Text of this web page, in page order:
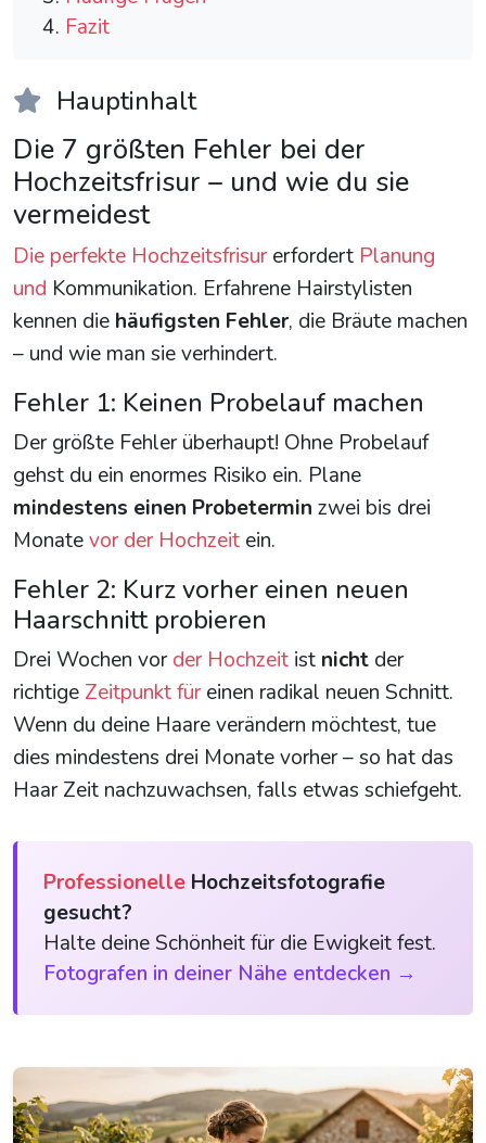
Fazit
Hauptinhalt
Die 7 größten Fehler bei der
Hochzeitsfrisur – und wie du sie
vermeidest
Die perfekte Hochzeitsfrisurerfordert Planung
und Kommunikation. Erfahrene Hairstylisten
kennen die häufigsten Fehler, die Bräute machen
– und wie man sie verhindert.
Fehler 1: Keinen Probelauf machen
Der größte Fehler überhaupt! Ohne Probelauf
gehst du ein enormes Risiko ein. Plane
mindestens einen Probetermin zwei bis drei
Monatevor der Hochzeit ein.
Fehler 2: Kurz vorher einen neuen
Haarschnitt probieren
Drei Wochen vorder Hochzeit ist nicht der
richtige Zeitpunkt füreinen radikal neuen Schnitt.
Wenn du deine Haare verändern möchtest, tue
dies mindestens drei Monate vorher – so hat das
Haar Zeit nachzuwachsen, falls etwas schiefgeht.
Professionelle Hochzeitsfotografie
gesucht?
Halte deine Schönheit für die Ewigkeit fest.
Fotografen in deiner Nähe entdecken →